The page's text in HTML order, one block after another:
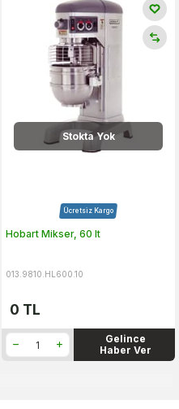
Stokta Yok
Ücretsiz Kargo
Hobart Mikser, 60 lt
013.9810.HL600.10
0 TL
Gelince
Haber Ver